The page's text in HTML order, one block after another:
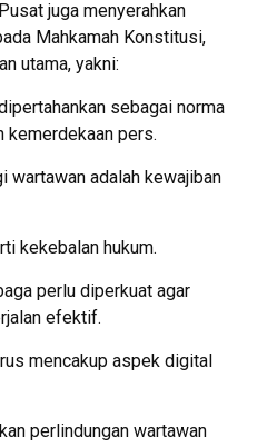
juga menyerahkan
Mahkamah Konstitusi,
utama, yakni:
sebagai norma
kemerdekaan pers.
wartawan adalah kewajiban
kekebalan hukum.
perlu diperkuat agar
efektif.
mencakup aspek digital
perlindungan wartawan